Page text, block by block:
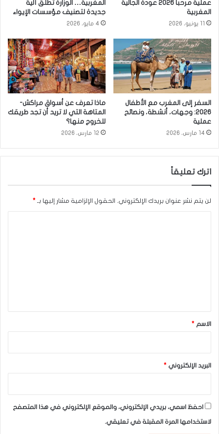
عملية مرحبا 2026 عودة الجالية
المغربية
11 يونيو، 2026
المغربية… الوزارة تُطلق آلية
جديدة لتصنيف مؤسسات الإيواء
4 مايو، 2026
السفر إلى المغرب مع الأطفال
2026: وجهات، أنشطة، ونصائح
عملية
14 مارس، 2026
ماذا تعرف عن أسواق مراكش-
المتاهة التي لا تريد أن تجد طريقك
للخروج منها؟
12 مارس، 2026
اترك تعليقاً
لن يتم نشر عنوان بريدك الإلكتروني. الحقول الإلزامية مشار إليها بـ *
*الاسم *
البريد الإلكتروني *
احفظ اسمي، بريدي الإلكتروني، والموقع الإلكتروني في هذا المتصفح
لاستخدامها المرة المقبلة في تعليقي.